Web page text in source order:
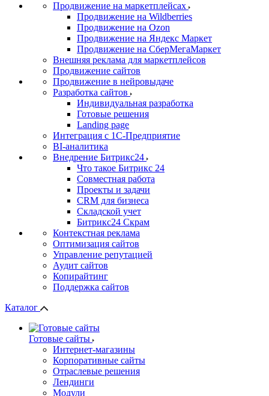
Продвижение на маркетплейсах
Продвижение на Wildberries
Продвижение на Ozon
Продвижение на Яндекс Маркет
Продвижение на СберМегаМаркет
Внешняя реклама для маркетплейсов
Продвижение сайтов
Продвижение в нейровыдаче
Разработка сайтов
Индивидуальная разработка
Готовые решения
Landing page
Интеграция с 1С-Предприятие
BI-аналитика
Внедрение Битрикс24
Что такое Битрикс 24
Совместная работа
Проекты и задачи
СRМ для бизнеса
Складской учет
Битрикс24 Скрам
Контекстная реклама
Оптимизация сайтов
Управление репутацией
Аудит сайтов
Копирайтинг
Поддержка сайтов
Каталог
Готовые сайты
Интернет-магазины
Корпоративные сайты
Отраслевые решения
Лендинги
Модули